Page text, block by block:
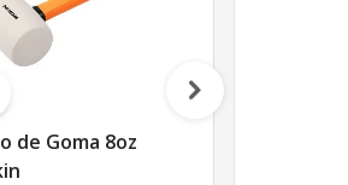
de Goma 8oz